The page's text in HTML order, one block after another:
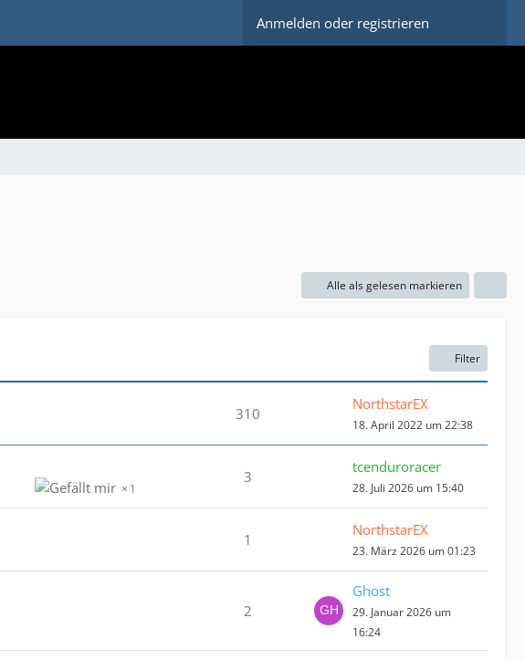
Anmelden oder registrieren
Alle als gelesen markieren
Filter
310
NorthstarEX
18. April 2022 um 22:38
1
3
tcenduroracer
28. Juli 2026 um 15:40
1
NorthstarEX
23. März 2026 um 01:23
2
Ghost
29. Januar 2026 um
16:24